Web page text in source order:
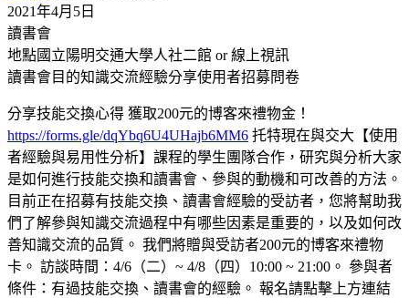
2021年4月5日
讀書會
地點國立陽明交通大學人社二館 or 線上視訊
讀書會目的知識交流經驗分享使用者招募問卷
分享技能交換心得 獲取200元的博客來禮物金！
https://forms.gle/dqYbq6U4UHajb6MM6 托特現在與交大【使用
者經驗與易用性分析】課程的學生團隊合作，研究與分析大家
是如何進行技能交換和讀書會、參與的動機和可改善的方法。
目前正在招募有技能交換、讀書會經驗的受訪者，您將幫助我
們了解參與知識交流過程中有哪些因素是重要的，以及如何改
善知識交流的品質。 我們將贈與受訪者200元的博客來禮物
卡。 訪談時間：4/6（二）~ 4/8（四）10:00 ~ 21:00。 參與者
條件：有過技能交換、讀書會的經驗。 報名請點擊上方連結